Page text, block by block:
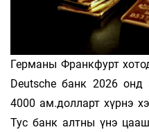
Германы Франкфурт
Deutsche банк 2026
4000 ам.долларт хүрнэ
Тус банк алтны үнэ